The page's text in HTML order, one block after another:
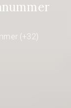
(+32)